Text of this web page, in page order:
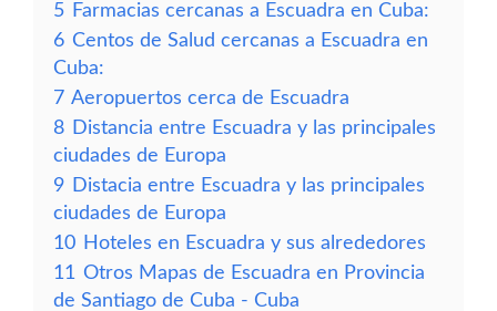
5 Farmacias cercanas a Escuadra en Cuba:
6 Centos de Salud cercanas a Escuadra en
Cuba:
7 Aeropuertos cerca de Escuadra
8 Distancia entre Escuadra y las principales
ciudades de Europa
9 Distacia entre Escuadra y las principales
ciudades de Europa
10 Hoteles en Escuadra y sus alrededores
11 Otros Mapas de Escuadra en Provincia
de Santiago de Cuba - Cuba